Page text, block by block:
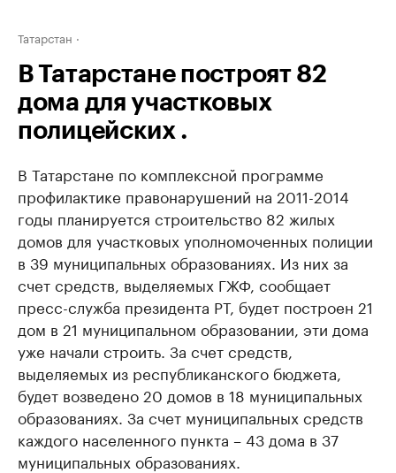
Татарстан
В Татарстане построят 82
дома для участковых
полицейских .
В Татарстане по комплексной программе
профилактике правонарушений на 2011-2014
годы планируется строительство 82 жилых
домов для участковых уполномоченных полиции
в 39 муниципальных образованиях. Из них за
счет средств, выделяемых ГЖФ, сообщает
пресс-служба президента РТ, будет построен 21
дом в 21 муниципальном образовании, эти дома
уже начали строить. За счет средств,
выделяемых из республиканского бюджета,
будет возведено 20 домов в 18 муниципальных
образованиях. За счет муниципальных средств
каждого населенного пункта – 43 дома в 37
муниципальных образованиях.